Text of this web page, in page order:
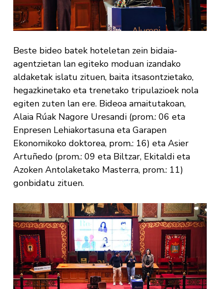
Beste bideo batek hoteletan zein bidaia-
agentzietan lan egiteko moduan izandako
aldaketak islatu zituen, baita itsasontzietako,
hegazkinetako eta trenetako tripulazioek nola
egiten zuten lan ere. Bideoa amaitutakoan,
Alaia Rúak Nagore Uresandi (prom.: 06 eta
Enpresen Lehiakortasuna eta Garapen
Ekonomikoko doktorea, prom.: 16) eta Asier
Artuñedo (prom.: 09 eta Biltzar, Ekitaldi eta
Azoken Antolaketako Masterra, prom.: 11)
gonbidatu zituen.